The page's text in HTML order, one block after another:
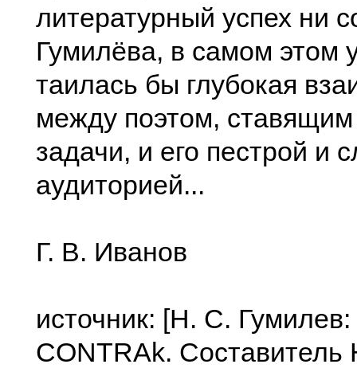
литературный успех ни
Гумилёва, в самом этом
таилась бы глубокая
между поэтом, ставящим
задачи, и его пестрой и
аудиторией...
Г. В. Иванов
источник: [Н. С.
CONTRAk.